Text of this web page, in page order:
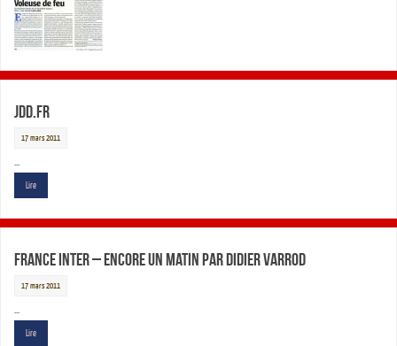
JDD.fr
17 mars 2011
…
Lire
France Inter – Encore Un Matin par Didier Varrod
17 mars 2011
…
Lire